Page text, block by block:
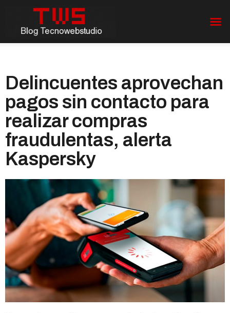
Delincuentes aprovechan
pagos sin contacto para
realizar compras
fraudulentas, alerta
Kaspersky